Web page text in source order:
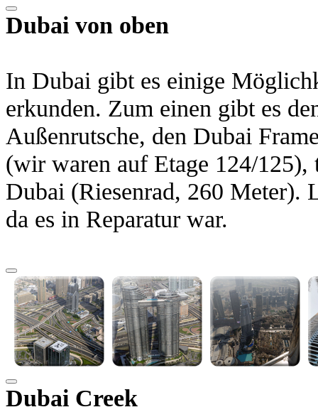
Dubai von oben
In Dubai gibt es einige
erkunden. Zum einen gibt es
Außenrutsche, den Dubai
(wir waren auf Etage 124/
Dubai (Riesenrad, 260 Meter).
da es in Reparatur war.
Dubai Creek